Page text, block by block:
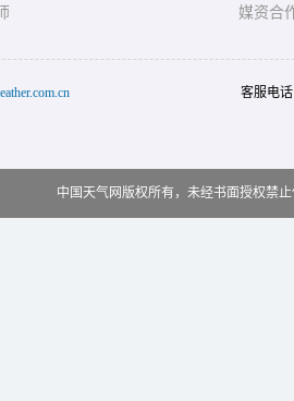
媒资合
客服电
中国天气网版权所有，未经书面授权